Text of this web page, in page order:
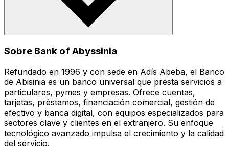
Sobre Bank of Abyssinia
Refundado en 1996 y con sede en Adís Abeba, el Banco
de Abisinia es un banco universal que presta servicios a
particulares, pymes y empresas. Ofrece cuentas,
tarjetas, préstamos, financiación comercial, gestión de
efectivo y banca digital, con equipos especializados para
sectores clave y clientes en el extranjero. Su enfoque
tecnológico avanzado impulsa el crecimiento y la calidad
del servicio.